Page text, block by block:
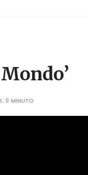
0 MINUTO